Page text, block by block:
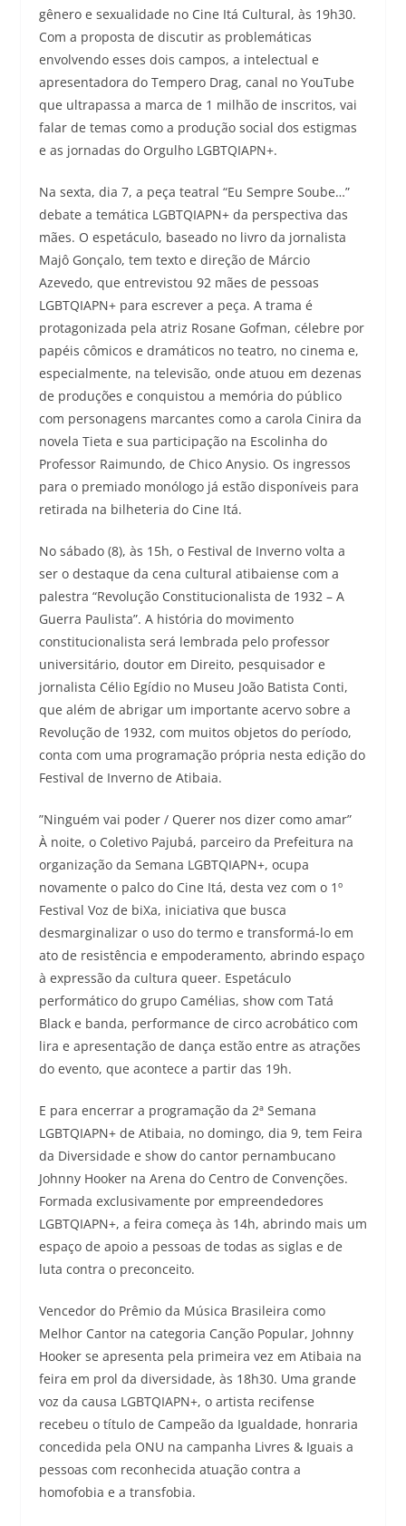
gênero e sexualidade no Cine Itá Cultural, às 19h30.
Com a proposta de discutir as problemáticas
envolvendo esses dois campos, a intelectual e
apresentadora do Tempero Drag, canal no YouTube
que ultrapassa a marca de 1 milhão de inscritos, vai
falar de temas como a produção social dos estigmas
e as jornadas do Orgulho LGBTQIAPN+.
Na sexta, dia 7, a peça teatral “Eu Sempre Soube…”
debate a temática LGBTQIAPN+ da perspectiva das
mães. O espetáculo, baseado no livro da jornalista
Majô Gonçalo, tem texto e direção de Márcio
Azevedo, que entrevistou 92 mães de pessoas
LGBTQIAPN+ para escrever a peça. A trama é
protagonizada pela atriz Rosane Gofman, célebre por
papéis cômicos e dramáticos no teatro, no cinema e,
especialmente, na televisão, onde atuou em dezenas
de produções e conquistou a memória do público
com personagens marcantes como a carola Cinira da
novela Tieta e sua participação na Escolinha do
Professor Raimundo, de Chico Anysio. Os ingressos
para o premiado monólogo já estão disponíveis para
retirada na bilheteria do Cine Itá.
No sábado (8), às 15h, o Festival de Inverno volta a
ser o destaque da cena cultural atibaiense com a
palestra “Revolução Constitucionalista de 1932 – A
Guerra Paulista”. A história do movimento
constitucionalista será lembrada pelo professor
universitário, doutor em Direito, pesquisador e
jornalista Célio Egídio no Museu João Batista Conti,
que além de abrigar um importante acervo sobre a
Revolução de 1932, com muitos objetos do período,
conta com uma programação própria nesta edição do
Festival de Inverno de Atibaia.
”Ninguém vai poder / Querer nos dizer como amar”
À noite, o Coletivo Pajubá, parceiro da Prefeitura na
organização da Semana LGBTQIAPN+, ocupa
novamente o palco do Cine Itá, desta vez com o 1º
Festival Voz de biXa, iniciativa que busca
desmarginalizar o uso do termo e transformá-lo em
ato de resistência e empoderamento, abrindo espaço
à expressão da cultura queer. Espetáculo
performático do grupo Camélias, show com Tatá
Black e banda, performance de circo acrobático com
lira e apresentação de dança estão entre as atrações
do evento, que acontece a partir das 19h.
E para encerrar a programação da 2ª Semana
LGBTQIAPN+ de Atibaia, no domingo, dia 9, tem Feira
da Diversidade e show do cantor pernambucano
Johnny Hooker na Arena do Centro de Convenções.
Formada exclusivamente por empreendedores
LGBTQIAPN+, a feira começa às 14h, abrindo mais um
espaço de apoio a pessoas de todas as siglas e de
luta contra o preconceito.
Vencedor do Prêmio da Música Brasileira como
Melhor Cantor na categoria Canção Popular, Johnny
Hooker se apresenta pela primeira vez em Atibaia na
feira em prol da diversidade, às 18h30. Uma grande
voz da causa LGBTQIAPN+, o artista recifense
recebeu o título de Campeão da Igualdade, honraria
concedida pela ONU na campanha Livres & Iguais a
pessoas com reconhecida atuação contra a
homofobia e a transfobia.